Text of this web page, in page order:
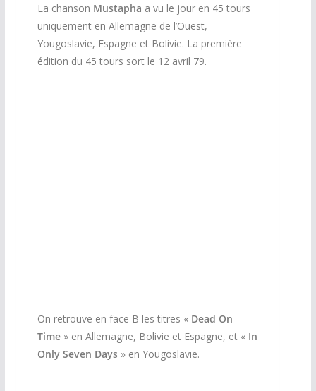
La chanson Mustapha a vu le jour en 45 tours
uniquement en Allemagne de l’Ouest,
Yougoslavie, Espagne et Bolivie. La première
édition du 45 tours sort le 12 avril 79.
On retrouve en face B les titres « Dead On
Time» en Allemagne, Bolivie et Espagne, et « In
Only Seven Days» en Yougoslavie.